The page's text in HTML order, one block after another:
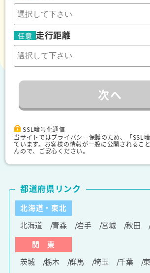
任意 走行距離
次へ
SSL暗号化通信
当サイトではプライバシー保護のため、「SSL
ています。お客様の情報が一般に公開されるこ
んので、ご安心ください。
北海道・東北
北海道
青森 岩手 宮城 秋田
関 東
茨城
栃木 群馬 埼玉 千葉
都道府県リンク